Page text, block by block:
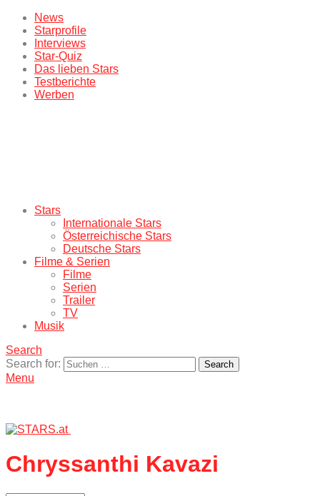
News
Starprofile
Interviews
Star-Quiz
Das lieben Stars
Testberichte
Werben
Stars
Internationale Stars
Österreichische Stars
Deutsche Stars
Filme & Serien
Filme
Serien
Trailer
TV
Musik
Search
Search for:
Search
Menu
Chryssanthi Kavazi